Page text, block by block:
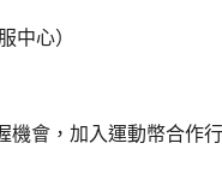
心）
會，加入運動幣合作